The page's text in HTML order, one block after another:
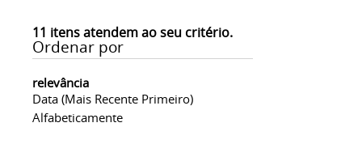
11 itens atendem ao seu critério.
Ordenar por
relevância
Data (mais Recente Primeiro)
Alfabeticamente